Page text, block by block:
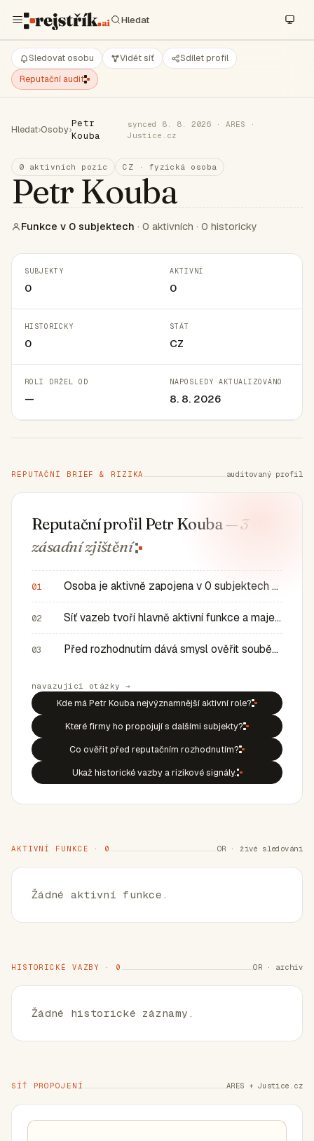
Sledovat osobu Vidět síť
Sdílet profil
Reputační audit
Hledat›Osoby›
Petr
Kouba
synced 8. 8. 2026 · ARES ·
Justice.cz
0 aktivních pozic CZ · fyzická osoba
Petr Kouba
Funkce v 0 subjektech · 0 aktivních · 0 historicky
SUBJEKTY
0
AKTIVNÍ
0
HISTORICKY
0
STÁT
CZ
ROLI DRŽEL OD
—
NAPOSLEDY AKTUALIZOVÁNO
8. 8. 2026
REPUTAČNÍ BRIEF & RIZIKA auditovaný profil
Reputační profil Petr Kouba— 3
zásadnízjištění
01 Osoba je aktivně zapojena v 0 subjektech a má 0 historic…
02 Síť vazeb tvoří hlavně aktivní funkce a majetkové role v…
03 Před rozhodnutím dává smysl ověřit souběh rolí, historic…
navazující otázky →
Kde má Petr Kouba nejvýznamnější aktivní role?
Které firmy ho propojují s dalšími subjekty?
Co ověřit před reputačním rozhodnutím?
Ukaž historické vazby a rizikové signály.
AKTIVNÍ FUNKCE · 0 OR · živé sledování
Žádné aktivní funkce.
HISTORICKÉ VAZBY · 0 OR · archiv
Žádné historické záznamy.
SÍŤ PROPOJENÍ ARES + Justice.cz